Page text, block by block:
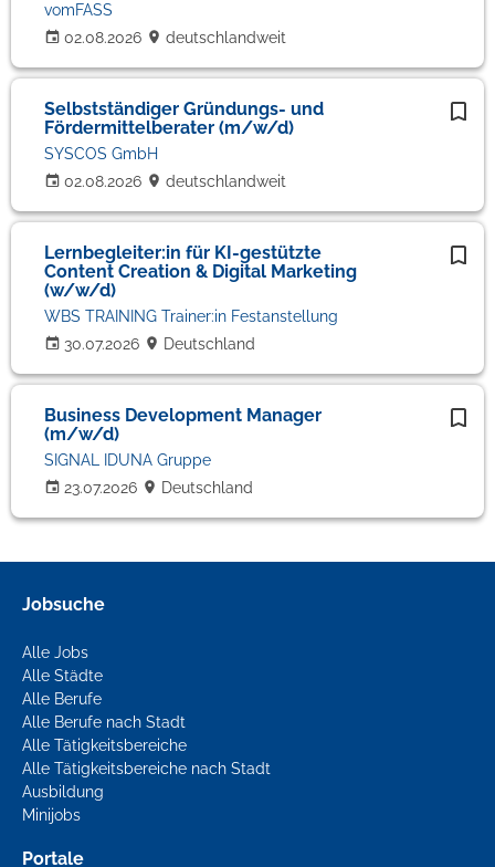
02.08.2026
vomFASS
deutschlandweit
Selbstständiger Gründungs- und
Fördermittelberater (m/w/d)
02.08.2026
SYSCOS GmbH
deutschlandweit
Lernbegleiter:in für KI-gestützte
Content Creation & Digital Marketing
(w/w/d)
30.07.2026
WBS TRAINING Trainer:in Festanstellung
Deutschland
Business Development Manager
(m/w/d)
23.07.2026
SIGNAL IDUNA Gruppe
Deutschland
Jobsuche
Alle Jobs
Alle Städte
Alle Berufe
Alle Berufe nach Stadt
Alle Tätigkeitsbereiche
Alle Tätigkeitsbereiche nach Stadt
Ausbildung
Minijobs
Portale